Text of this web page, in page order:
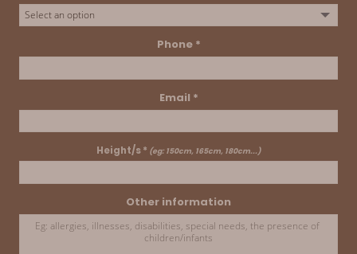
Phone *
Email *
Height/s * (eg: 150cm, 165cm, 180cm...)
Other information